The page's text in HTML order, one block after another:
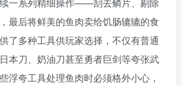
最后将鲜美的鱼肉卖给饥肠辘辘的食
了多种工具供玩家选择，不仅有普通
本刀、奶油刀甚至勇者巨剑等夸张武
浮夸工具处理鱼肉时必须格外小心，